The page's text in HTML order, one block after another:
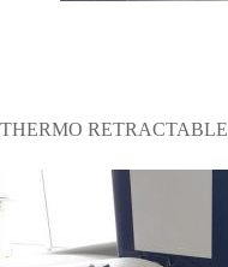
THERMO RETRACTABLE